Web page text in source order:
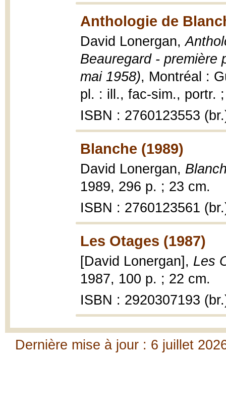
Anthologie de
David Lonergan,
Beauregard - première
mai 1958), Montréal :
pl. : ill., fac-sim., portr.
ISBN : 2760123553
Blanche (1989)
David Lonergan,
1989, 296 p. ; 23 cm.
ISBN : 2760123561
Les Otages (1987)
[David Lonergan], Les
1987, 100 p. ; 22 cm.
ISBN : 2920307193
Dernière mise à jour : 6 juillet